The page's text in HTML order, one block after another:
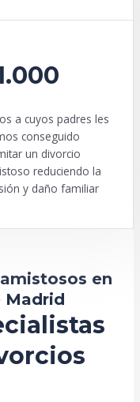
a cuyos padres les
conseguido
un divorcio
reduciendo la
y daño familiar
en
Madrid